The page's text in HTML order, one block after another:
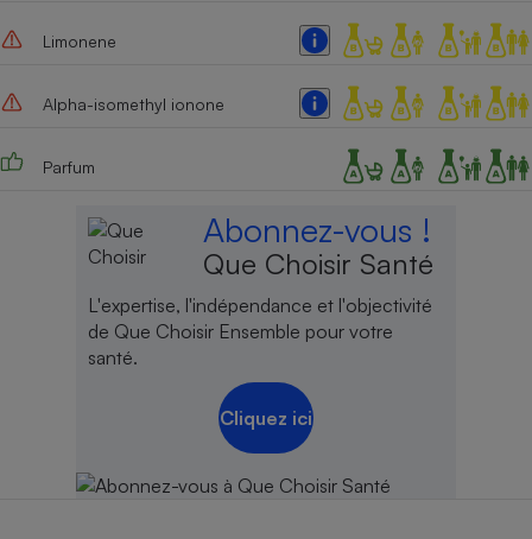
Limonene
Alpha-isomethyl ionone
Parfum
Abonnez-vous !
Que Choisir Santé
L'expertise, l'indépendance et l'objectivité
de Que Choisir Ensemble pour votre
santé.
Cliquez ici